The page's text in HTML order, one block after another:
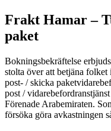
Frakt Hamar –
paket
Bokningsbekräftelse
stolta över att betjäna
post- / skicka
post /
Förenade Arabemiraten.
försöka göra avkastningen